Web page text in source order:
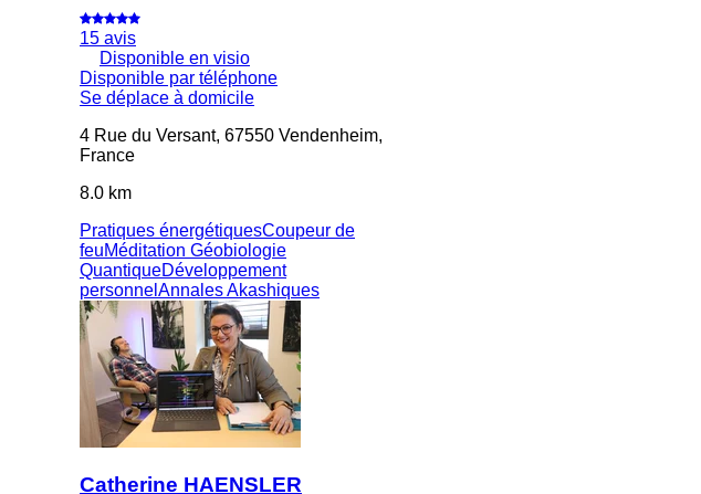
15 avis
Disponible en visio
Disponible par téléphone
Se déplace à domicile
4 Rue du Versant, 67550 Vendenheim,
France
8.0 km
Pratiques énergétiquesCoupeur de
feuMéditation Géobiologie
QuantiqueDéveloppement
personnel Annales Akashiques
Catherine HAENSLER